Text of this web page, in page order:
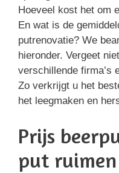
Hoeveel kost het om
En wat is de
putrenovatie? We
hieronder. Vergeet
verschillende firma’s
Zo verkrijgt u het
het leegmaken en
Prijs
put ruimen